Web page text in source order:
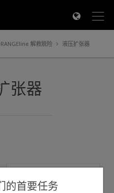
解救脱险 液压扩张器
张器
×
的首要任务